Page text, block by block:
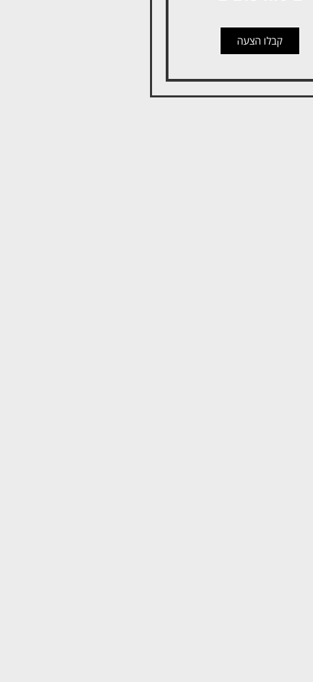
קבלו הצעה